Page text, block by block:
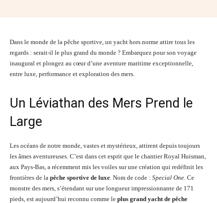
Dans le monde de la pêche sportive, un yacht hors norme attire tous les
regards : serait-il le plus grand du monde ? Embarquez pour son voyage
inaugural et plongez au cœur d’une aventure maritime exceptionnelle,
entre luxe, performance et exploration des mers.
Un Léviathan des Mers Prend le
Large
Les océans de notre monde, vastes et mystérieux, attirent depuis toujours
les âmes aventureuses. C’est dans cet esprit que le chantier Royal Huisman,
aux Pays-Bas, a récemment mis les voiles sur une création qui redéfinit les
frontières de la pêche sportive de luxe. Nom de code : Special One. Ce
monstre des mers, s’étendant sur une longueur impressionnante de 171
pieds, est aujourd’hui reconnu comme le plus grand yacht de pêche